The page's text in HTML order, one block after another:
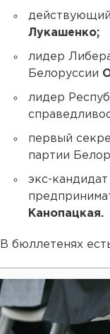
действующий
Лукашенко;
лидер
Белоруссии
лидер
первый
партии
экс-
Канопацкая.
В бюллетенях